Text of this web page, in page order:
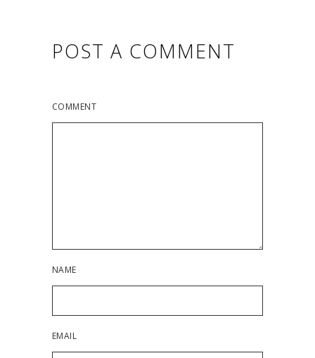
POST A COMMENT
COMMENT
NAME
EMAIL